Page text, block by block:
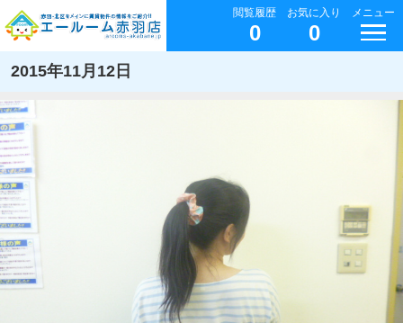
閲覧履歴
0
お気に入り
0
メニュー
2015年11月12日